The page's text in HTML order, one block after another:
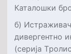
Каталошки
б)
дивергентно
(серија